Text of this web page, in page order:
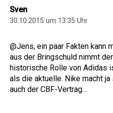
Sven
30.10.2015 um 13:35 Uhr
@Jens, ein paar Fakten kann
aus der Bringschuld nimmt
historische Rolle von Adidas
als die aktuelle. Nike macht
auch der CBF-Vertrag…